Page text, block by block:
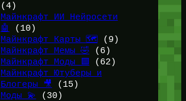
(4)
Майнкрафт ИИ Нейросети
🤖
(10)
Майнкрафт Карты 🗺️ (9)
Майнкрафт Мемы 🤣 (6)
Майнкрафт Моды 🟩
(62)
Майнкрафт Ютуберы и
Блогеры 🎥
(15)
Моды 💫
(30)